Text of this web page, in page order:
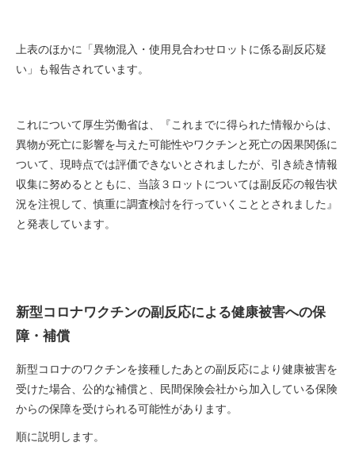
上表のほかに「異物混入・使用見合わせロットに係る副反応疑
い」も報告されています。
これについて厚生労働省は、『これまでに得られた情報からは、
異物が死亡に影響を与えた可能性やワクチンと死亡の因果関係に
ついて、現時点では評価できないとされましたが、引き続き情報
収集に努めるとともに、当該３ロットについては副反応の報告状
況を注視して、慎重に調査検討を行っていくこととされました』
と発表しています。
新型コロナワクチンの副反応による健康被害への保
障・補償
新型コロナのワクチンを接種したあとの副反応により健康被害を
受けた場合、公的な補償と、民間保険会社から加入している保険
からの保障を受けられる可能性があります。
順に説明します。